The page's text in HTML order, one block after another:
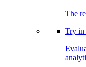
The
Try in